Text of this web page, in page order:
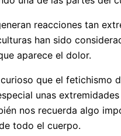
reacciones tan
han sido
aparece el dolor.
que el fetichismo
unas
nos recuerda algo
todo el cuerpo.